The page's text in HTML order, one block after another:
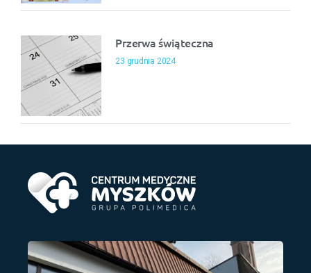
Przerwa świąteczna
23 grudnia 2024